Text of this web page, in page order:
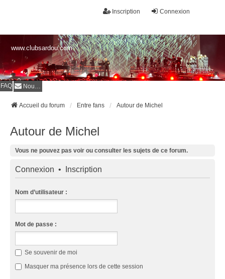
Connexion
Inscription
www.clubsardou.com
FAQ Nous contacter
Accueil du forum Entre fans Autour de Michel
Autour de Michel
Vous ne pouvez pas voir ou consulter les sujets de ce forum.
Connexion • Inscription
Nom d’utilisateur :
Mot de passe :
Se souvenir de moi
Masquer ma présence lors de cette session